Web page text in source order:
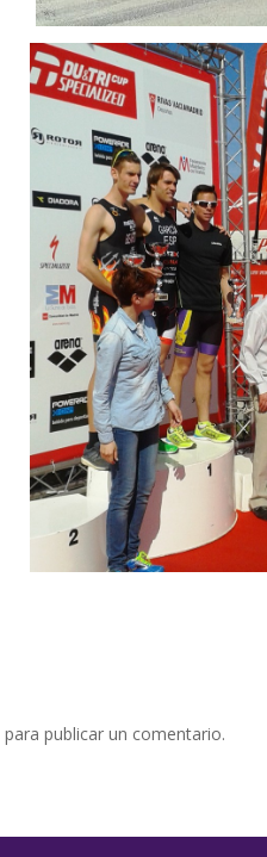
para publicar un comentario.